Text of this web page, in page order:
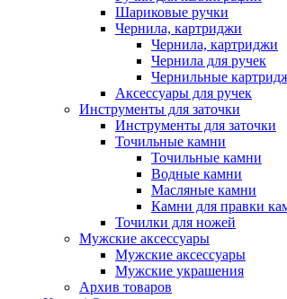
Шариковые ручки
Чернила, картриджи
Чернила, картриджи
Чернила для ручек
Чернильные
Аксессуары для ручек
Инструменты для заточки
Инструменты для заточки
Точильные камни
Точильные камни
Водные камни
Масляные камни
Камни для правки
Точилки для ножей
Мужские аксессуары
Мужские аксессуары
Мужские украшения
Архив товаров